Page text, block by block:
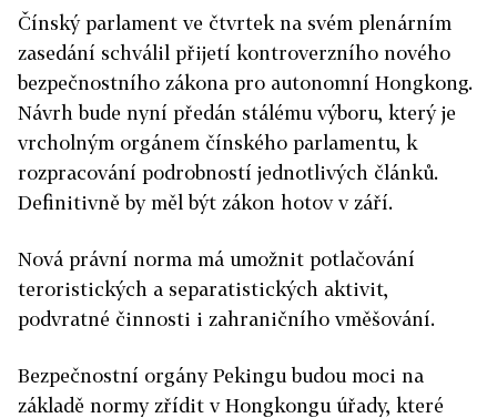
Čínský parlament ve čtvrtek na svém plenárním
zasedání schválil přijetí kontroverzního nového
bezpečnostního zákona pro autonomní Hongkong.
Návrh bude nyní předán stálému výboru, který je
vrcholným orgánem čínského parlamentu, k
rozpracování podrobností jednotlivých článků.
Definitivně by měl být zákon hotov v září.
Nová právní norma má umožnit potlačování
teroristických a separatistických aktivit,
podvratné činnosti i zahraničního vměšování.
Bezpečnostní orgány Pekingu budou moci na
základě normy zřídit v Hongkongu úřady, které